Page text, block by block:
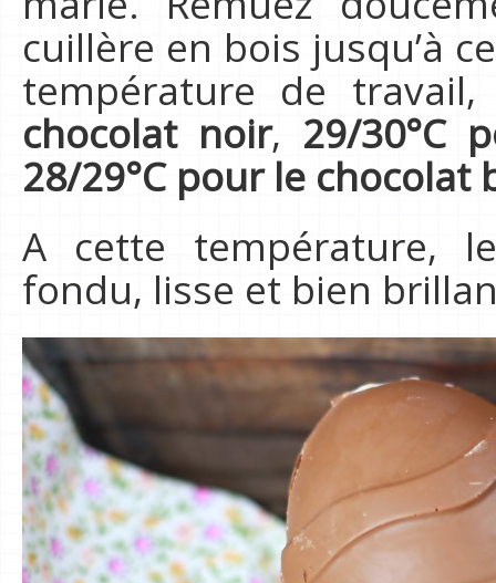
cuillère en bois jusqu’à
température de
chocolat noir, 29/30°C
28/29°C pour le chocolat
A cette température,
fondu, lisse et bien